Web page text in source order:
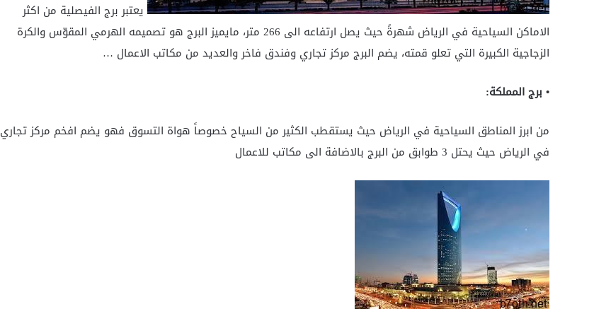
يعتبر برج الفيصلية من اكثر
الاماكن السياحية في الرياض شهرةً حيث يصل ارتفاعه الى 266 متر، مايميز البرج هو تصميمه الهرمي المقوّس والكرة
الزجاجية الكبيرة التي تعلو قمته، يضم البرج مركز تجاري وفندق فاخر والعديد من مكاتب الاعمال …
• برج المملكة:
من ابرز المناطق السياحية في الرياض حيث يستقطب الكثير من السياح خصوصاً هواة التسوق فهو يضم افخم مركز تجاري
في الرياض حيث يحتل 3 طوابق من البرج بالاضافة الى مكاتب للاعمال